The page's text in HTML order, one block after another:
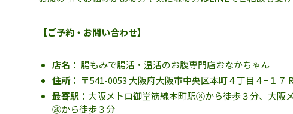
【ご予約・お問い合わせ】
店名： 腸もみで腸活・温活のお腹専門店おなかちゃん
住所： 〒541-0053 大阪府大阪市中央区本町４丁目４−１７
最寄駅： 大阪メトロ御堂筋線本町駅⑧から徒歩３分、大阪
⑳から徒歩３分